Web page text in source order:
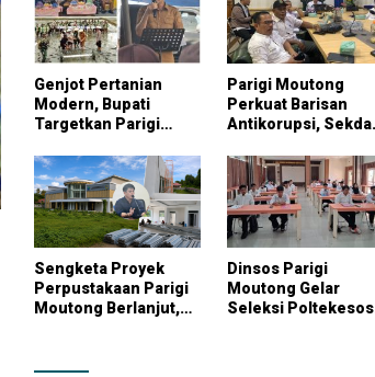
Genjot Pertanian
Modern, Bupati
Targetkan Parigi
Lumbung Pangan
Nasional
Parigi Moutong
Perkuat Barisan
Antikorupsi, Sekda
Bersama KPK
Sengketa Proyek
Perpustakaan Parigi
Moutong Berlanjut,
Tambahan dengan
Dinsos Parigi
Moutong Gelar
Seleksi Poltekesos